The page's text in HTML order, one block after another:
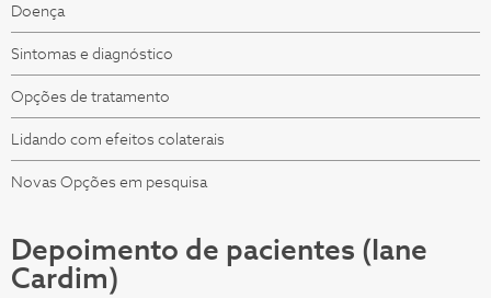
Doença
Sintomas e diagnóstico
Opções de tratamento
Lidando com efeitos colaterais
Novas Opções em pesquisa
Depoimento de pacientes (Iane
Cardim)